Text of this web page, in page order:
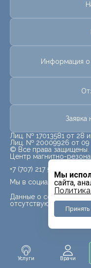
Услуги Врачи
Мы
сайта,
Принять
Информация о
Заявка
Лиц. № 17013581 от 28
Лиц. № 20009926 от 09
© Все права защищены.
Центр магнитно-
Мы в социальных сетях
Данные о социальных
отсутствуют
+7 (707) 217 5840